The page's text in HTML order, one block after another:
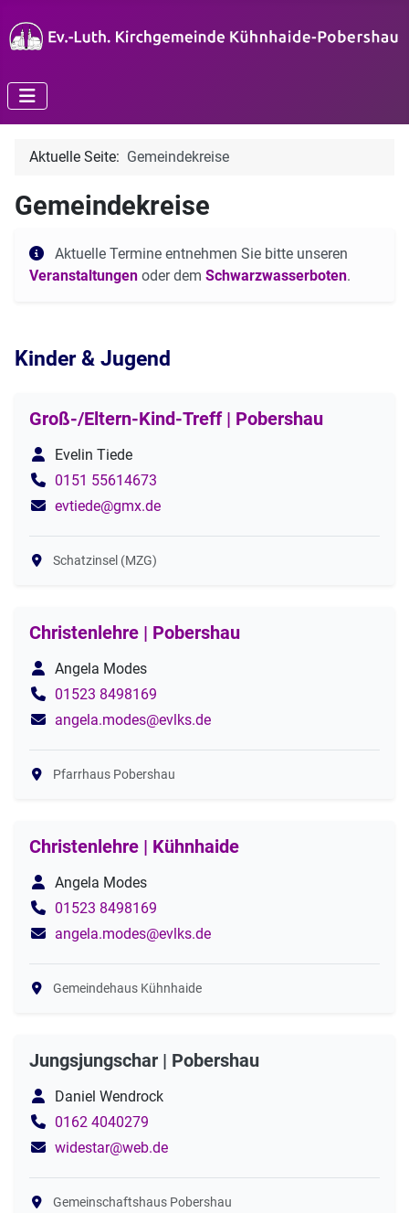
Aktuelle Seite: Gemeindekreise
Gemeindekreise
Aktuelle Termine entnehmen Sie bitte unseren
Veranstaltungen oder dem Schwarzwasserboten.
Kinder & Jugend
Groß-/Eltern-Kind-Treff | Pobershau
Evelin Tiede
0151 55614673
evtiede@gmx.de
Schatzinsel (MZG)
Christenlehre | Pobershau
Angela Modes
01523 8498169
angela.modes@evlks.de
Pfarrhaus Pobershau
Christenlehre | Kühnhaide
Angela Modes
01523 8498169
angela.modes@evlks.de
Gemeindehaus Kühnhaide
Jungsjungschar | Pobershau
Daniel Wendrock
0162 4040279
widestar@web.de
Gemeinschaftshaus Pobershau